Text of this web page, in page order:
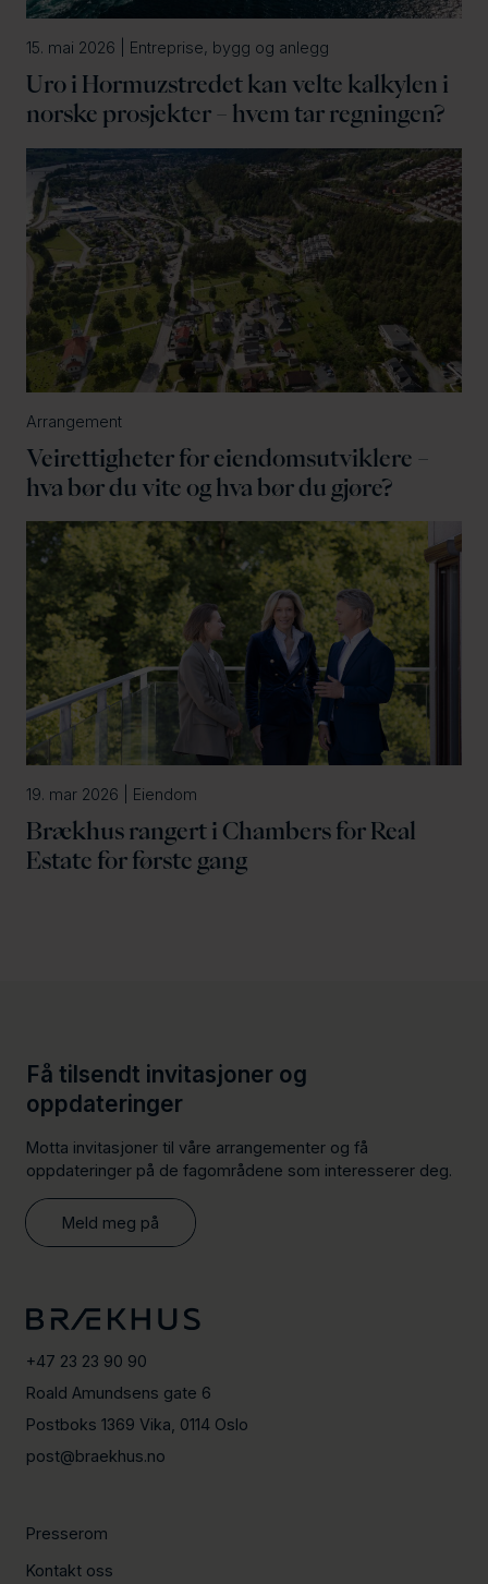
15. mai 2026 | Entreprise, bygg og anlegg
Uro i Hormuzstredet kan velte kalkylen i
norske prosjekter – hvem tar regningen?
Arrangement
Veirettigheter for eiendomsutviklere –
hva bør du vite og hva bør du gjøre?
19. mar 2026 | Eiendom
Brækhus rangert i Chambers for Real
Estate for første gang
Få tilsendt invitasjoner og
oppdateringer
Motta invitasjoner til våre arrangementer og få
oppdateringer på de fagområdene som interesserer deg.
Meld meg på
+47 23 23 90 90
Roald Amundsens gate 6
Postboks 1369 Vika, 0114 Oslo
post@braekhus.no
Presserom
Kontakt oss